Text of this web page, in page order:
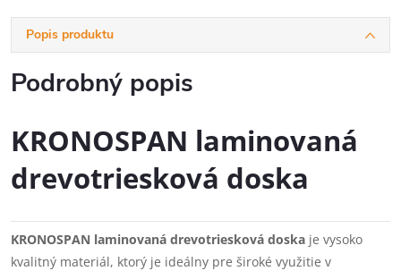
Popis produktu
Podrobný popis
KRONOSPAN laminovaná
drevotriesková doska
KRONOSPAN laminovaná drevotriesková doska je vysoko
kvalitný materiál, ktorý je ideálny pre široké využitie v